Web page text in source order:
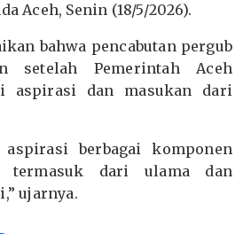
Aceh, Senin (18/5/2026).
bahwa pencabutan pergub
setelah Pemerintah Aceh
aspirasi dan masukan dari
aspirasi berbagai komponen
termasuk dari ulama dan
ujarnya.